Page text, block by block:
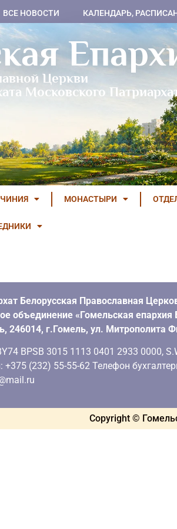
ВСЕ НОВОСТИ КАЛЕНДАРЬ,
Церкви
Московского
МОНАСТЫРИ
Белорусская Православная
объединение «Гомельская
246014, г.Гомель, ул. Митрополита
BPSB 3015 1113 0401 2933 0000,
(232) 55-55-62 Телефон
Copyright ©